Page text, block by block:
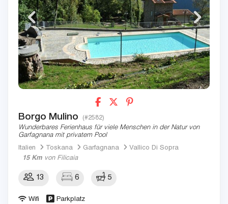
Borgo Mulino (#2582)
Wunderbares Ferienhaus für viele Menschen in der Natur von
Garfagnana mit privatem Pool
Italien
Toskana Garfagnana
Vallico Di Sopra
15 Km von Filicaia
13 6 5
Wifi Parkplatz